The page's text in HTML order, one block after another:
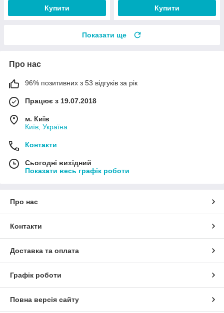
Купити Купити
Показати ще
Про нас
96% позитивних з 53 відгуків за рік
Працює з 19.07.2018
м. Київ
Київ, Україна
Контакти
Сьогодні вихідний
Показати весь графік роботи
Про нас
Контакти
Доставка та оплата
Графік роботи
Повна версія сайту